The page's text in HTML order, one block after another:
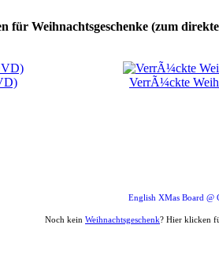
für Weihnachtsgeschenke (zum
VerrÃ¼ckte
English XMas Board @
Noch kein Weihnachtsgeschenk? Hier klicken